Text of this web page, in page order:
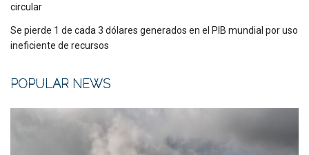
circular
Se pierde 1 de cada 3 dólares generados en el PIB mundial por uso
ineficiente de recursos
POPULAR NEWS